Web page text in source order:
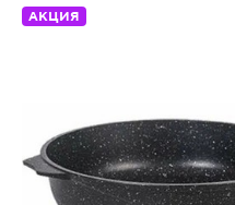
АКЦИЯ